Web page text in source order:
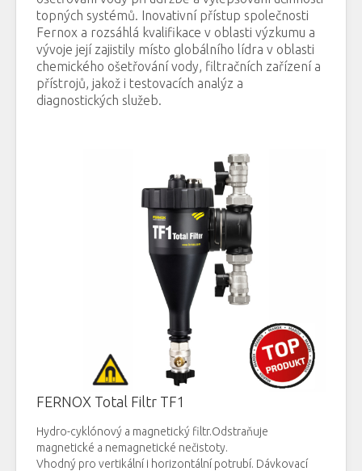
topných systémů. Inovativní přístup společnosti
Fernox a rozsáhlá kvalifikace v oblasti výzkumu a
vývoje její zajistily místo globálního lídra v oblasti
chemického ošetřování vody, filtračních zařízení a
přístrojů, jakož i testovacích analýz a
diagnostických služeb.
FERNOX Total Filtr TF1
Hydro-cyklónový a magnetický filtr.Odstraňuje
magnetické a nemagnetické nečistoty.
Vhodný pro vertikální i horizontální potrubí. Dávkovací